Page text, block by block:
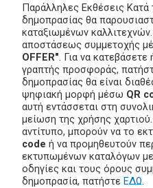
Παράλληλες Εκθέσεις Κατά
δημοπρασίας θα
καταξιωμένων καλλιτεχνών.
αποστάσεως συμμετοχής
OFFER" . Για να
γραπτής προσφοράς,
δημοπρασίας θα είναι
ψηφιακή μορφή μέσω QR
αυτή εντάσσεται στη
μείωση της χρήσης
αντίτυπο, μπορούν να το
code ή να προμηθευτούν
εκτυπωμένων καταλόγων με
οδηγίες και τους όρους
δημοπρασία, πατήστε ΕΔΩ